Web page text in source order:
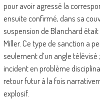
pour avoir agressé la
ensuite confirmé, dans sa
suspension de Blanchard
Miller. Ce type de sanction a
seulement d’un angle
incident en problème
retour futur à la fois
explosif.